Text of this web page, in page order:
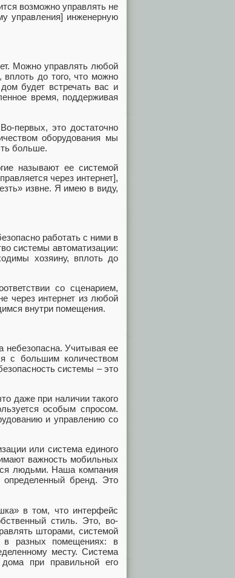
возможно управлять не
управления] инженерную
Можно управлять любой
до того, что можно
будет встречать вас и
время, поддерживая
первых, это достаточно
оборудования мы
больше.
называют ее системой
через интернет],
извне. Я имею в виду,
работать с ними в
системы автоматизации:
хозяину, вплоть до
со сценарием,
через интернет из любой
внутри помещения.
небезопасна. Учитывая ее
с большим количеством
системы – это
даже при наличии такого
особым спросом.
и управлению со
или система единого
важность мобильных
людьми. Наша компания
определенный бренд. Это
в том, что интерфейс
стиль. Это, во-
шторами, системой
в разных помещениях: в
месту. Система
при правильной его